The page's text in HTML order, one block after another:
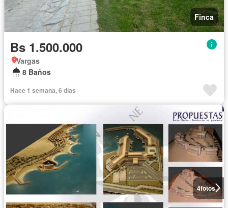
Finca
Bs 1.500.000
Vargas
8 Baños
Hace 1 semana, 6 días
4fotos